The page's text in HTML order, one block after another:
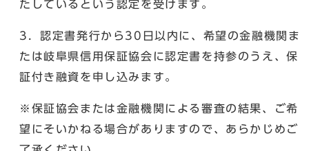
たしているという認定を受けます。
3．認定書発行から30日以内に、希望の金融機関ま
たは岐阜県信用保証協会に認定書を持参のうえ、保
証付き融資を申し込みます。
※保証協会または金融機関による審査の結果、ご希
望にそいかねる場合がありますので、あらかじめご